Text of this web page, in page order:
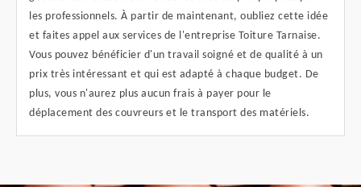
les professionnels. À partir de maintenant, oubliez cette idée
et faites appel aux services de l'entreprise Toiture Tarnaise.
Vous pouvez bénéficier d'un travail soigné et de qualité à un
prix très intéressant et qui est adapté à chaque budget. De
plus, vous n'aurez plus aucun frais à payer pour le
déplacement des couvreurs et le transport des matériels.